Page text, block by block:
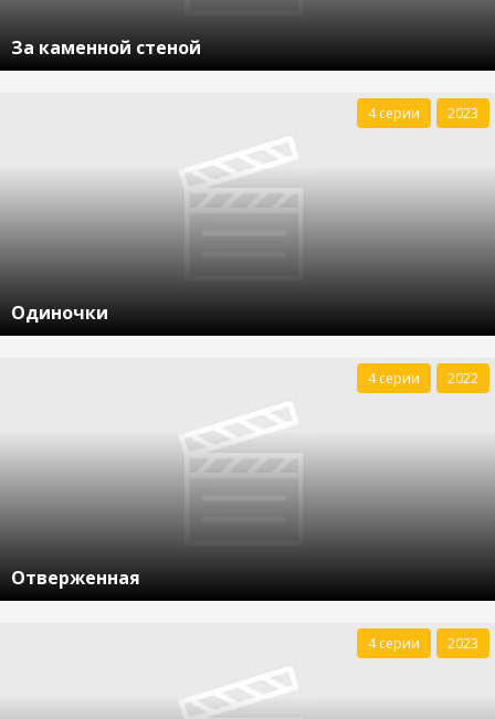
За каменной стеной
Одиночки
4 серии 2023
Отверженная
4 серии 2022
4 серии 2023